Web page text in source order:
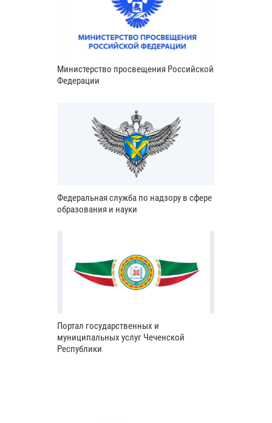
Министерство просвещения Российской
Федерации
Федеральная служба по надзору в сфере
образования и науки
Портал государственных и
муниципальных услуг Чеченской
Республики